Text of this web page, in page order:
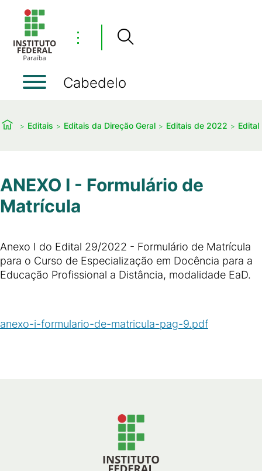
⋮
Cabedelo
Editais Editais da Direção Geral Editais de 2022
ANEXO I - Formulário de
Matrícula
Anexo I do Edital 29/2022 - Formulário de Matrícula
para o Curso de Especialização em Docência para a
Educação Profissional a Distância, modalidade EaD.
anexo-i-formulario-de-matricula-pag-9.pdf